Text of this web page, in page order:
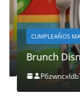
CUMPLEAÑOS
Brunch